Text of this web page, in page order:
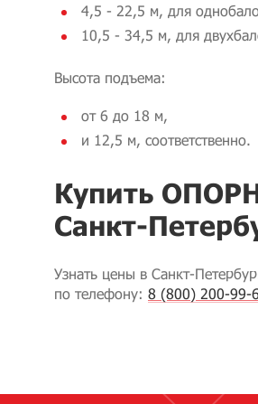
4,5 - 22,5 м, для
10,5 - 34,5 м, для
Высота подъема:
от 6 до 18 м,
и 12,5 м, соответственно.
Купить
Санкт-
Узнать цены в Санкт-
по телефону: 8 (800) 200-99-